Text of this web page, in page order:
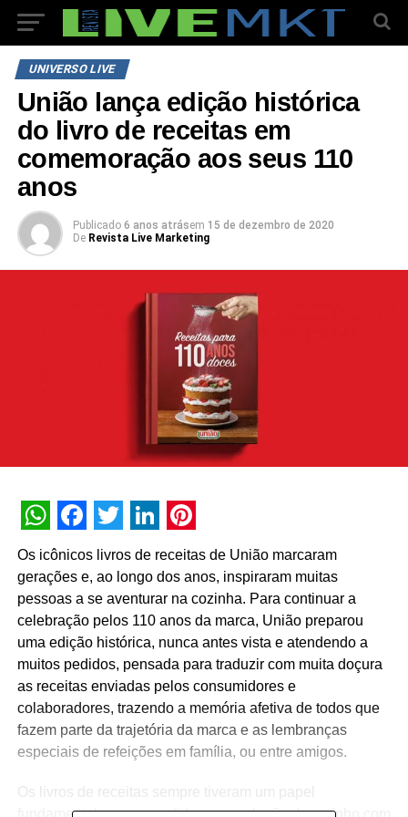
UNIVERSO LIVE
União lança edição histórica
do livro de receitas em
comemoração aos seus 110
anos
Publicado 6 anos atrásem 15 de dezembro de 2020
De Revista Live Marketing
WhatsApp
Facebook
Twitter
LinkedIn
Pinterest
Os icônicos livros de receitas de União marcaram
gerações e, ao longo dos anos, inspiraram muitas
pessoas a se aventurar na cozinha. Para continuar a
celebração pelos 110 anos da marca, União preparou
uma edição histórica, nunca antes vista e atendendo a
muitos pedidos, pensada para traduzir com muita doçura
as receitas enviadas pelos consumidores e
colaboradores, trazendo a memória afetiva de todos que
fazem parte da trajetória da marca e as lembranças
especiais de refeições em família, ou entre amigos.
Os livros de receitas sempre tiveram um papel